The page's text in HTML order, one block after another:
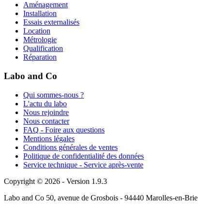
Aménagement
Installation
Essais externalisés
Location
Métrologie
Qualification
Réparation
Labo and Co
Qui sommes-nous ?
L'actu du labo
Nous rejoindre
Nous contacter
FAQ - Foire aux questions
Mentions légales
Conditions générales de ventes
Politique de confidentialité des données
Service technique - Service après-vente
Copyright © 2026 - Version 1.9.3
Labo and Co 50, avenue de Grosbois - 94440 Marolles-en-Brie